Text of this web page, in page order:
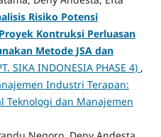
Risiko Potensi
Kontruksi Perluasan
Metode JSA dan
SIKA INDONESIA PHASE 4) ,
Industri Terapan:
Teknologi dan Manajemen